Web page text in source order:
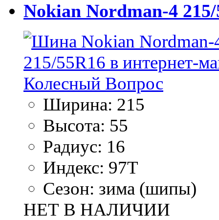
Nokian Nordman-4 215/
Ширина: 215
Высота: 55
Радиус: 16
Индекс: 97T
Сезон: зима (шипы)
НЕТ В НАЛИЧИИ